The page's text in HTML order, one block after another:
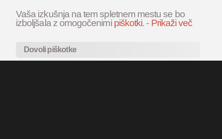
Vaša izkušnja na tem spletnem mestu se bo
izboljšala z omogočenimi piškotki. - Prikaži več
Dovoli piškotke